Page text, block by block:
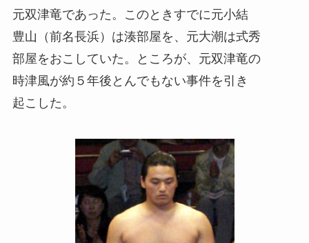
元双津竜であった。このときすでに元小結
豊山（前名長浜）は湊部屋を、元大潮は式秀
部屋をおこしていた。ところが、元双津竜の
時津風が約５年後とんでもない事件を引き
起こした。